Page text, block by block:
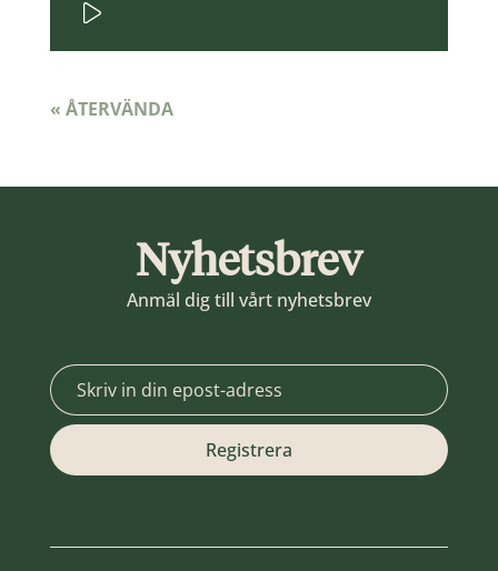
« ÅTERVÄNDA
Nyhetsbrev
Anmäl dig till vårt nyhetsbrev